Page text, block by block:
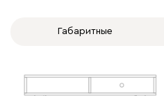
Габаритные